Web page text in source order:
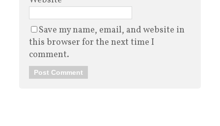
Save my name, email, and website in
this browser for the next time I
comment.